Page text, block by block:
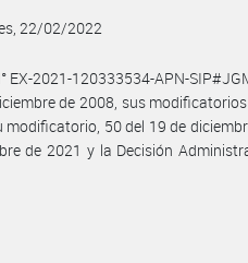
22/02/2022
EX-2021-120333534-APN-
de 2008, sus
modificatorio, 50 del 19 de
de 2021 y la Decisión